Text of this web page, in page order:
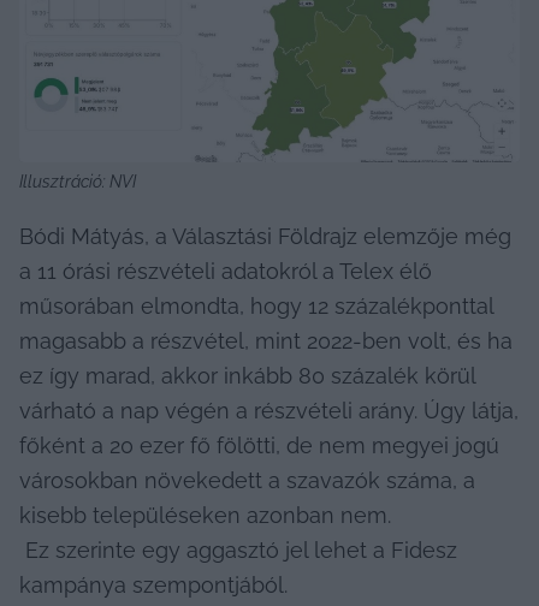
Illusztráció: NVI
Bódi Mátyás, a Választási Földrajz elemzője még
a 11 órási részvételi adatokról a Telex élő
műsorában elmondta, hogy 12 százalékponttal
magasabb a részvétel, mint 2022-ben volt, és ha
ez így marad, akkor inkább 80 százalék körül
várható a nap végén a részvételi arány. Úgy látja,
főként a 20 ezer fő fölötti, de nem megyei jogú
városokban növekedett a szavazók száma, a
kisebb településeken azonban nem.
kampánya szempontjából.